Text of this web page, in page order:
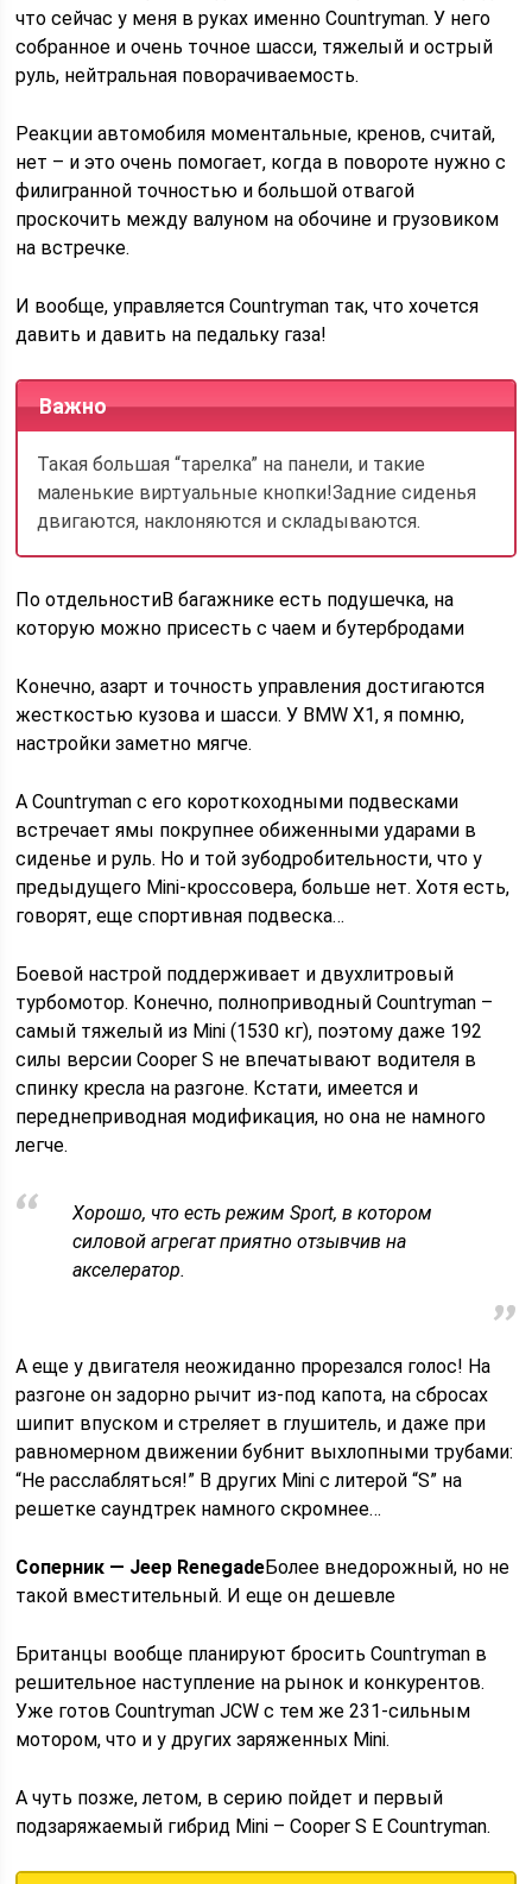
что сейчас у меня в руках именно Countryman. У него
собран­ное и очень точное шасси, тяжелый и острый
руль, нейтральная поворачиваемость.
Реакции автомобиля моментальные, кренов, считай,
нет – и это очень помогает, когда в повороте нужно с
филигранной точностью и большой отвагой
проскочить между валуном на обочине и грузовиком
на встречке.
И вообще, управляется Countryman так, что хочется
давить и давить на педальку газа!
Важно
Такая большая “тарелка” на панели, и такие
маленькие виртуальные кнопки!Задние сиденья
двигаются, наклоняются и складываются.
По отдельностиВ багажнике есть подушечка, на
которую можно присесть с чаем и бутербродами
Конечно, азарт и точность управления достигаются
жесткостью кузова и шасси. У BMW X1, я помню,
настройки заметно мягче.
А Countryman с его короткоходными подвесками
встречает ямы покрупнее обиженными ударами в
сиденье и руль. Но и той зубодробительности, что у
предыдущего Mini-кроссовера, больше нет. Хотя есть,
говорят, еще спортивная подвеска…
Боевой настрой поддерживает и двухлитровый
турбомотор. Конечно, полноприводный Countryman –
самый тяжелый из Mini (1530 кг), поэтому даже 192
силы версии Cooper S не впечаты­вают водителя в
спинку кресла на разгоне. Кстати, имеется и
переднеприводная модификация, но она не намного
легче.
Хорошо, что есть режим Sport, в котором
силовой агрегат приятно отзывчив на
акселератор.
А еще у двигателя неожиданно прорезался голос! На
разгоне он задорно рычит из-под капота, на сбросах
шипит впуском и стреляет в глушитель, и даже при
равномерном движении бубнит выхлопными трубами:
“Не расслабляться!” В других Mini с литерой “S” на
решетке саундтрек намного скромнее…
Соперник — Jeep RenegadeБолее внедорожный, но не
такой вместительный. И еще он дешевле
Британцы вообще планируют бросить Countryman в
решительное наступ­ление на рынок и конкурентов.
Уже готов Countryman JCW с тем же 231-сильным
мотором, что и у других заряженных Mini.
А чуть позже, летом, в серию пойдет и первый
подзаря­жаемый гибрид Mini – Cooper S E Countryman.